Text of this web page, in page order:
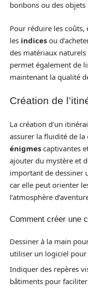
bonbons ou des
Pour réduire les
les indices ou
des matériaux
permet également de
maintenant la qualité
Création de
La création d’un
assurer la fluidité de la
énigmes captivantes
ajouter du mystère et
important de dessiner
car elle peut orienter
l’atmosphère
Comment créer une
Dessiner à la main
utiliser un logiciel
Indiquer des repères
bâtiments pour